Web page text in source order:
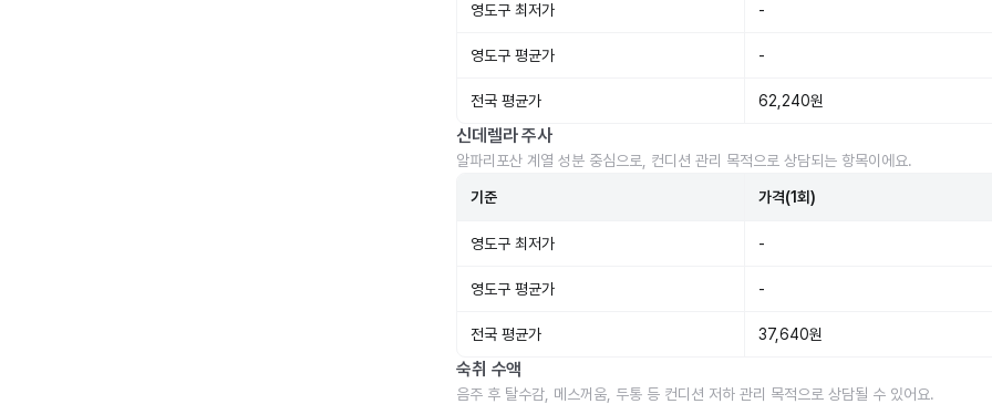
영도구 최저가 -
영도구 평균가 -
전국 평균가 62,240원
신데렐라 주사
알파리포산 계열 성분 중심으로, 컨디션 관리 목적으로 상담되는 항목이에요.
기준 가격(1회)
영도구 최저가 -
영도구 평균가 -
전국 평균가 37,640원
숙취 수액
음주 후 탈수감, 메스꺼움, 두통 등 컨디션 저하 관리 목적으로 상담될 수 있어요.